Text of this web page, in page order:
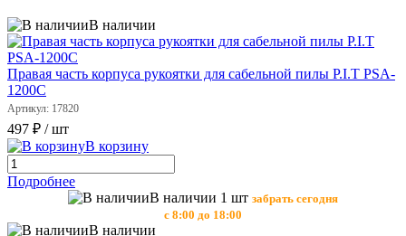
В наличии
Правая часть корпуса рукоятки для сабельной пилы P.I.T PSA-
1200С
Артикул: 17820
497 ₽ / шт
В корзину
Подробнее
В наличии 1 шт забрать сегодня
с 8:00 до 18:00
В наличии